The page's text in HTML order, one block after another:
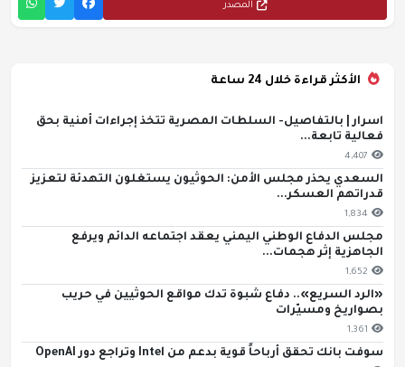
المصدر
الأكثر قراءة خلال 24 ساعة
اسرار | بالتفاصيل- السلطات المصرية تتخذ إجراءات أمنية بحق
فعالية تابعة...
4,407
السعدي يحذر مجلس الأمن: الحوثيون يستغلون التهدئة لتعزيز
قدراتهم العسكر...
1,834
مجلس الدفاع الوطني اليمني يعقد اجتماعه الدائم ويرفع
الجاهزية إثر هجمات...
1,652
«الرد السريع».. دفاع شبوة تدك مواقع الحوثيين في حريب
بصواريخ ومسيّرات
1,361
سوفت بانك تحقق أرباحاً قوية بدعم من Intel وتراجع دور OpenAI